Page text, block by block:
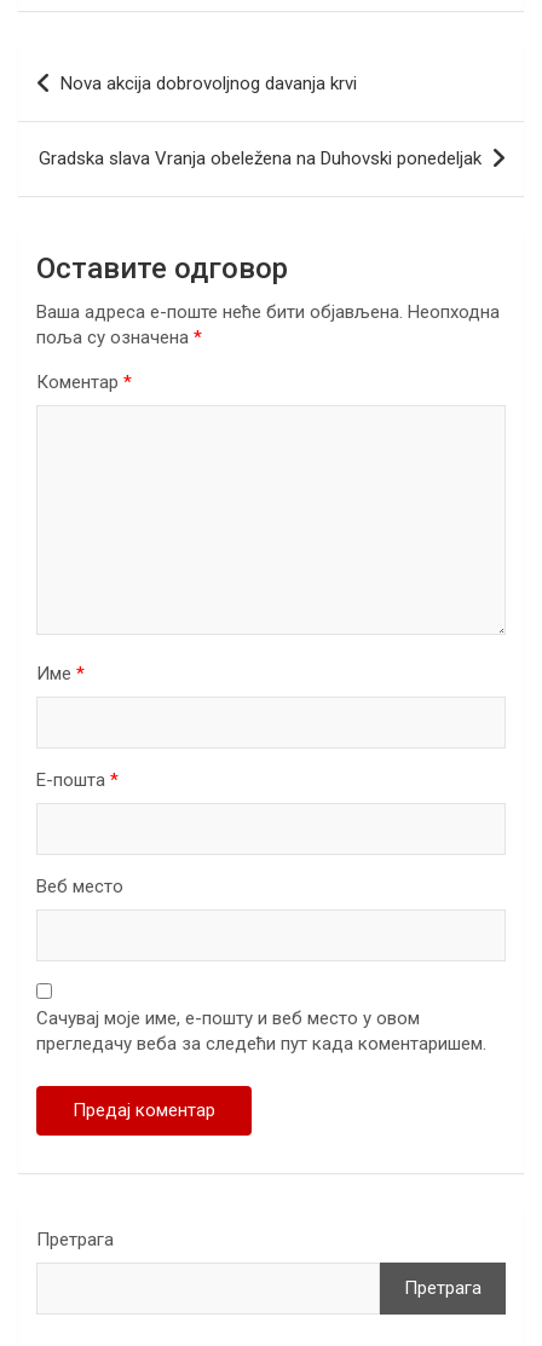
ce
o
o
tt
er
ail er ke
n
at
s
A
p
e
m
ar
Кретање
чланка
Nova akcija dobrovoljnog davanja krvi
Gradska slava Vranja obeležena na Duhovski ponedeljak
Оставите одговор
Ваша адреса е-поште неће бити објављена. Неопходна
поља су означена *
Коментар *
Име *
Е-пошта *
Веб место
Сачувај моје име, е-пошту и веб место у овом
прегледачу веба за следећи пут када коментаришем.
Претрага
Претрага